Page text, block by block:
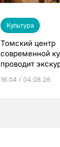
Культура
Томский центр
современной
проводит
16:04 / 04.08.26